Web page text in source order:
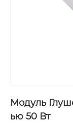
Модуль
ью 50 Вт